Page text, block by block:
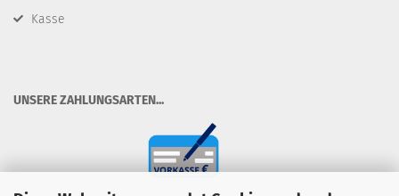
Kasse
​UNSERE ZAHLUNGSARTEN...